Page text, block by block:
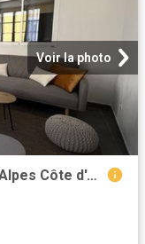
Voir la photo
1 chambres, Martigues Provence Alpes Côte d'Azur 13500 96042790